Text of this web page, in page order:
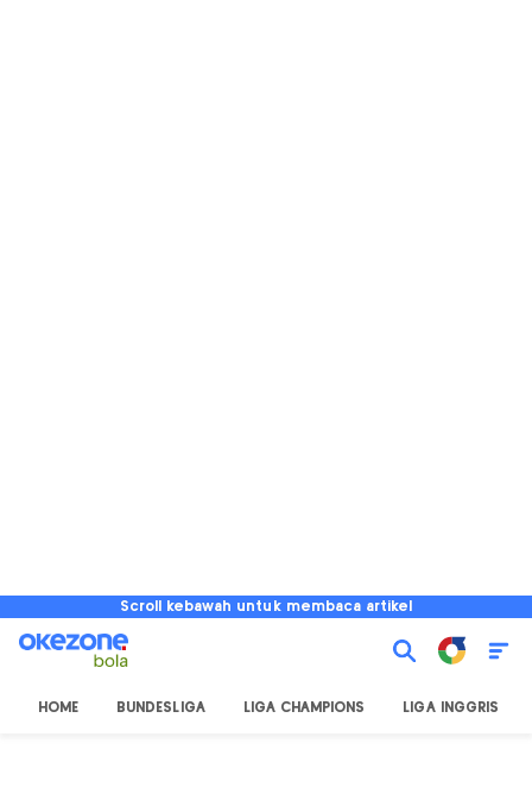
Scroll kebawah untuk membaca artikel
HOME BUNDESLIGA LIGA CHAMPIONS LIGA INGGRIS